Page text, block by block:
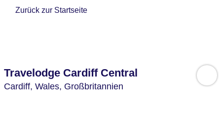
Zurück zur Startseite
Travelodge Cardiff Central
Cardiff, Wales, Großbritannien